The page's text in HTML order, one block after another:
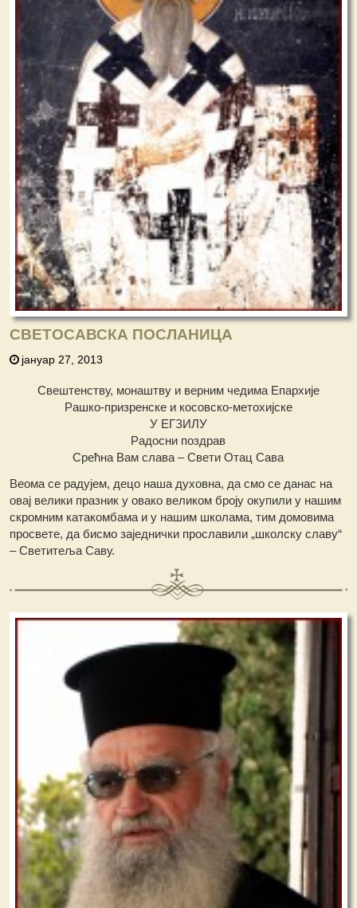
СВЕТОСАВСКА ПОСЛАНИЦА
јануар 27, 2013
Свештенству, монаштву и верним чедима Епархије
Рашко-призренске и косовско-метохијске
У ЕГЗИЛУ
Радосни поздрав
Срећна Вам слава – Свети Отац Сава
Веома се радујем, децо наша духовна, да смо се данас на
овај велики празник у овако великом броју окупили у нашим
скромним катакомбама и у нашим школама, тим домовима
просвете, да бисмо заједнички прославили „школску славу“
– Светитеља Саву.